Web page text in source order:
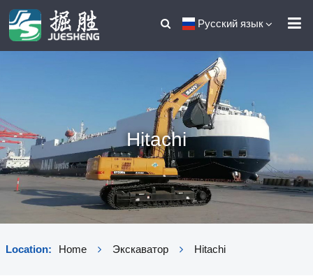
Русский язык
Hitachi
Location: Home Экскаватор Hitachi